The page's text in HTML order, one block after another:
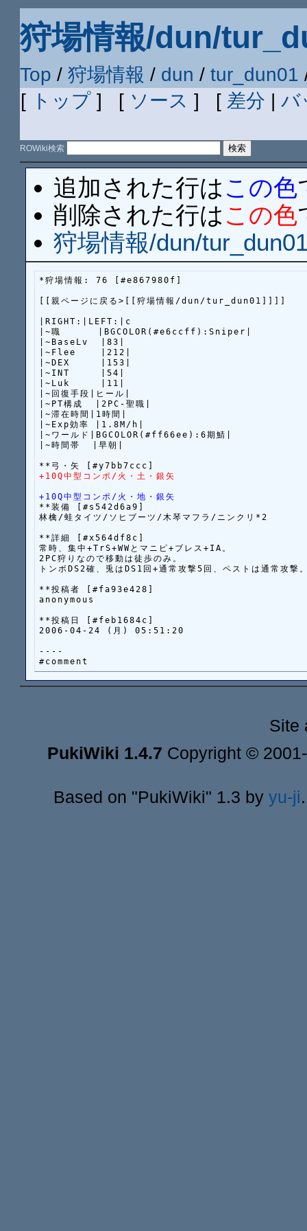
狩場情報/dun/
Top /狩場情報 / dun /tur_dun01
[ トップ] [ ソース ] [ 差分 | バ
ROWiki検索
追加された行は この色
削除された行は この色
狩場情報/dun/
*狩場情報: 76 [#e867980f]
[[親ページに戻る>[[狩場情報/dun/tur_dun01]]]]
|RIGHT:|LEFT:|c
|~職      |BGCOLOR(#e6ccff):Sniper|
|~BaseLv  |83|
|~Flee    |212|
|~DEX     |153|
|~INT     |54|
|~Luk     |11|
|~回復手段|ヒール|
|~PT構成  |2PC-聖職|
|~滞在時間|1時間|
|~Exp効率 |1.8M/h|
|~ワールド|BGCOLOR(#ff66ee):6期鯖|
|~時間帯  |早朝|
+10Q中型コンポ/火・土・銀矢
+10Q中型コンポ/火・地・銀矢
**装備 [#s542d6a9]
林檎/蛙タイツ/ソヒブーツ/木琴マフラ/ニンクリ*2
**詳細 [#x564df8c]
常時、集中+TrS+WWとマニピ+ブレス+IA。
2PC狩りなので移動は徒歩のみ。
トンボDS2確、兎はDS1回+通常攻撃5回、ペストは通常攻撃
**投稿者 [#fa93e428]
anonymous
**投稿日 [#feb1684c]
2006-04-24 (月) 05:51:20
----
Site
PukiWiki 1.4.7 Copyright ©
Based on "PukiWiki" 1.3 by yu-ji